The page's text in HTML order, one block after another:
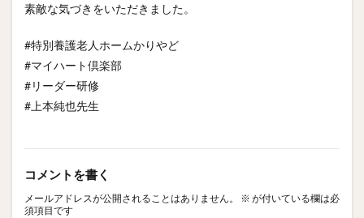
素敵な気づきをいただきました。
#特別養護老人ホームかりやど
#マイハート倶楽部
#リーダー研修
#上本純也先生
コメントを書く
メールアドレスが公開されることはありません。 ※ が付いている欄は必
須項目です